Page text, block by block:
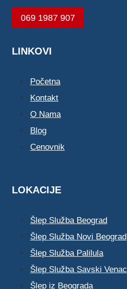
069 1987 907
LINKOVI
Početna
Kontakt
O Nama
Blog
Cenovnik
LOKACIJE
Šlep Služba Beograd
Šlep Služba Novi Beograd
Šlep Služba Palilula
Šlep Služba Savski Venac
Šlep iz Beograda